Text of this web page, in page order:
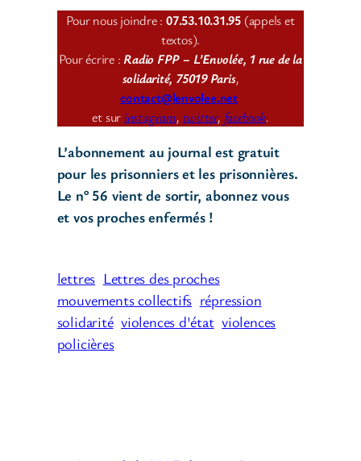
Pour nous joindre : 07.53.10.31.95 (appels et
textos).
Pour écrire : Radio FPP – L’Envolée, 1 rue de la
solidarité, 75019 Paris,
contact@lenvolee.net
et sur instagram, twitter, facebook.
L’abonnement au journal est gratuit
pour les prisonniers et les prisonnières.
Le n° 56 vient de sortir, abonnez vous
et vos proches enfermés !
lettres Lettres des proches
mouvements collectifs répression
solidarité violences d'état violences
policières